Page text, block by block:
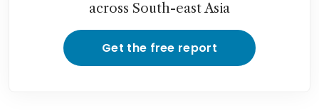
across South-east Asia
Get the free report